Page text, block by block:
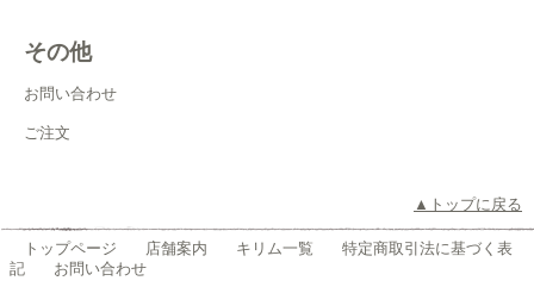
その他
お問い合わせ
ご注文
▲トップに戻る
トップページ 店舗案内 キリム一覧
特定商取引法に基づく表
記
お問い合わせ